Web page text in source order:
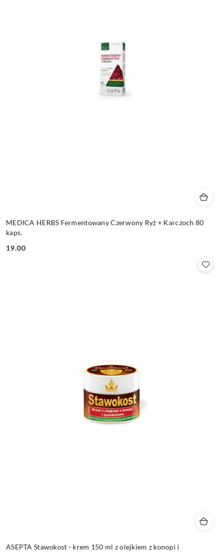
MEDICA HERBS Fermentowany Czerwony Ryż + Karczoch 80
kaps.
Cena:
19.00
ASEPTA Stawokost - krem 150 ml z olejkiem z konopi i